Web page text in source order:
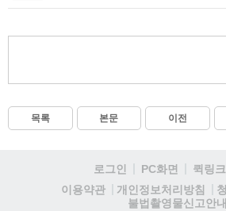
목록 본문 이전
로그인 PC화면 퀵링크
이용약관
개인정보처리방침
불법촬영물신고안내